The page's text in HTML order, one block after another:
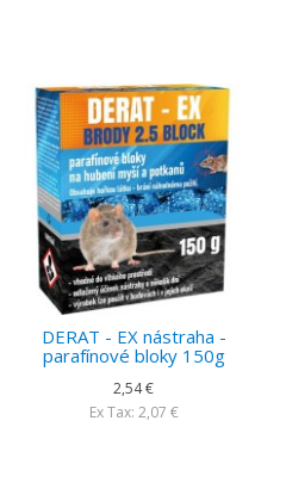
DERAT - EX nástraha -
parafínové bloky 150g
2,54 €
Ex Tax: 2,07 €